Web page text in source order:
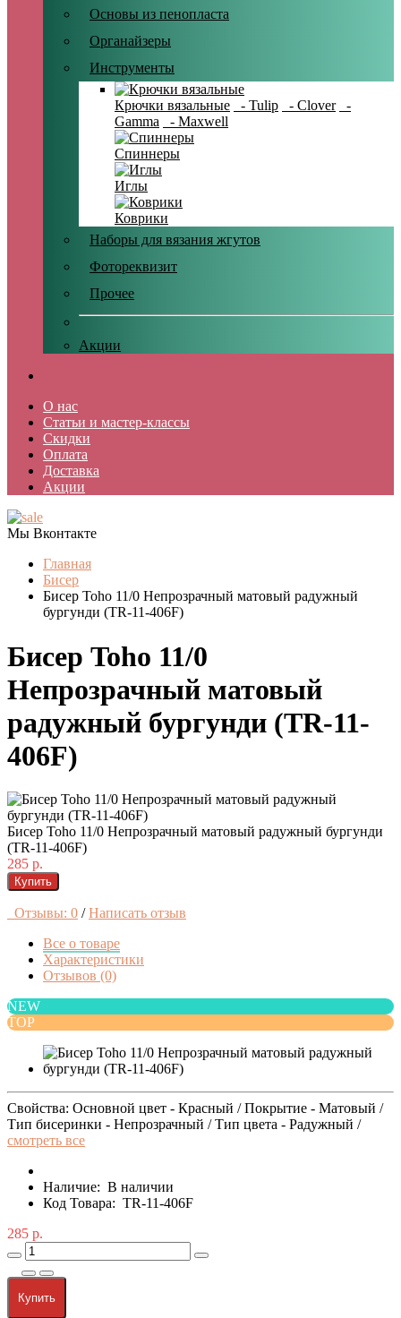
Основы из пенопласта
Органайзеры
Инструменты
Крючки вязальные - Tulip - Clover
-
Gamma
- Maxwell
Спиннеры
Иглы
Коврики
Наборы для вязания жгутов
Фотореквизит
Прочее
Акции
О нас
Статьи и мастер-классы
Скидки
Оплата
Доставка
Акции
Мы Вконтакте
Главная
Бисер
Бисер Toho 11/0 Непрозрачный матовый радужный
бургунди (TR-11-406F)
Бисер Toho 11/0
Непрозрачный матовый
радужный бургунди (TR-11-
406F)
Бисер Toho 11/0 Непрозрачный матовый радужный бургунди
(TR-11-406F)
285 р.
Купить
Отзывы: 0 / Написать отзыв
Все о товаре
Характеристики
Отзывов (0)
NEW
TOP
Свойства: Основной цвет - Красный / Покрытие - Матовый /
Тип бисеринки - Непрозрачный / Тип цвета - Радужный /
смотреть все
Наличие: В наличии
Код Товара: TR-11-406F
285 р.
Купить